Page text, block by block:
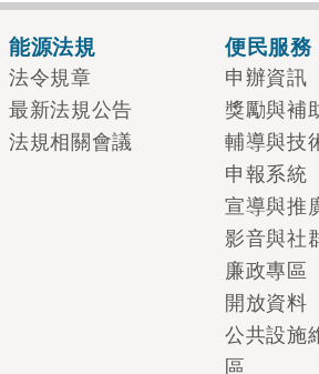
能源法規
法令規章
最新法規公告
法規相關會議
便民服務
申辦資訊
獎勵與補
輔導與技
申報系統
宣導與推
影音與社
廉政專區
開放資料
公共設施
區